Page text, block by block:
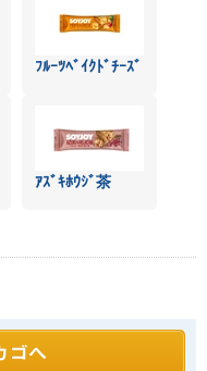
ﾌﾙｰﾂﾍﾞｲｸﾄﾞﾁｰｽﾞ
ｱｽﾞｷﾎｳｼﾞ茶